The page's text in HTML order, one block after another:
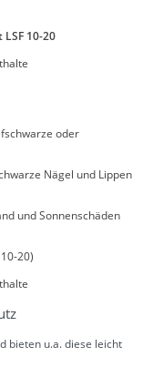
10-20
oder
Nägel und Lippen
und Sonnenschäden
20)
bieten u.a. diese leicht